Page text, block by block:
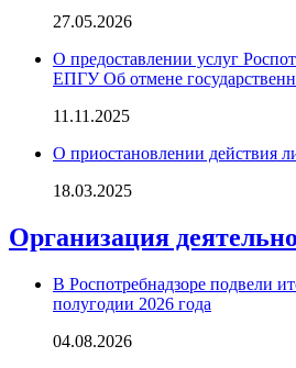
27.05.2026
О предоставлении услуг
ЕПГУ Об отмене
11.11.2025
О приостановлении действия
18.03.2025
Организация
В Роспотребнадзоре подвели
полугодии 2026 года
04.08.2026